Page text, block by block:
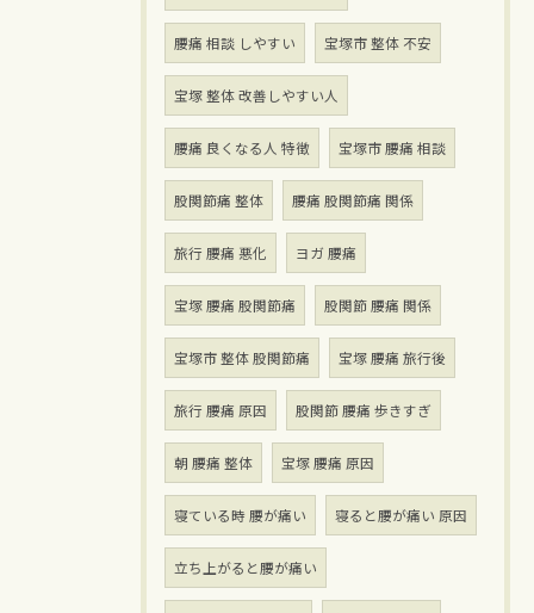
腰痛 相談 しやすい 宝塚市 整体 不安
宝塚 整体 改善しやすい人
腰痛 良くなる人 特徴 宝塚市 腰痛 相談
股関節痛 整体 腰痛 股関節痛 関係
旅行 腰痛 悪化 ヨガ 腰痛
宝塚 腰痛 股関節痛 股関節 腰痛 関係
宝塚市 整体 股関節痛 宝塚 腰痛 旅行後
旅行 腰痛 原因 股関節 腰痛 歩きすぎ
朝 腰痛 整体 宝塚 腰痛 原因
寝ている時 腰が痛い 寝ると腰が痛い 原因
立ち上がると腰が痛い